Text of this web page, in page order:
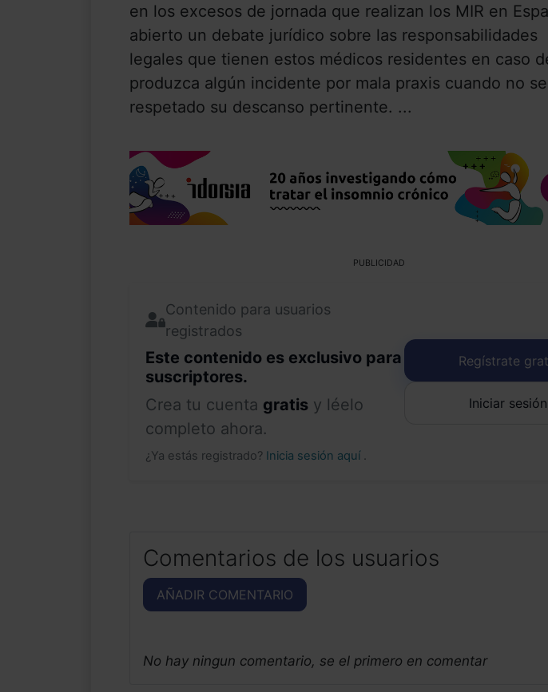
en los excesos de jornada que realizan los MIR en
abierto un debate jurídico sobre las responsabilidades
legales que tienen estos médicos residentes en caso
produzca algún incidente por mala praxis cuando no
respetado su descanso pertinente. ...
PUBLICIDAD
Contenido para usuarios
registrados
Este contenido es exclusivo para
suscriptores.
Crea tu cuenta gratis y léelo
completo ahora.
¿Ya estás registrado? Inicia sesión aquí .
Regístrate
Iniciar sesión
Comentarios de los usuarios
AÑADIR COMENTARIO
No hay ningun comentario, se el primero en comentar